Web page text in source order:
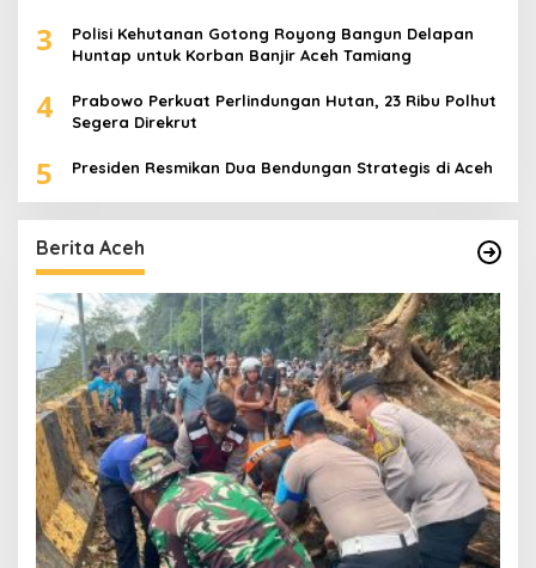
3
Polisi Kehutanan Gotong Royong Bangun Delapan
Huntap untuk Korban Banjir Aceh Tamiang
4
Prabowo Perkuat Perlindungan Hutan, 23 Ribu Polhut
Segera Direkrut
5 Presiden Resmikan Dua Bendungan Strategis di Aceh
Berita Aceh